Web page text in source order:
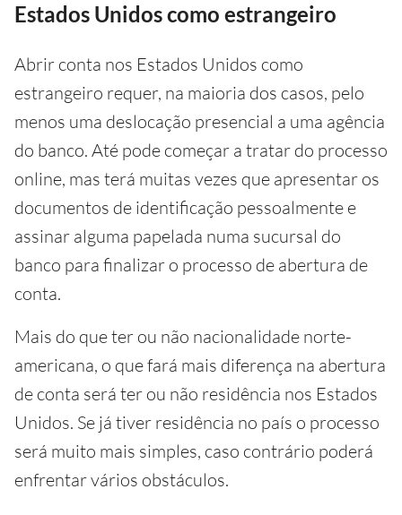
Estados Unidos como estrangeiro
Abrir conta nos Estados Unidos como
estrangeiro requer, na maioria dos casos, pelo
menos uma deslocação presencial a uma agência
do banco. Até pode começar a tratar do processo
online, mas terá muitas vezes que apresentar os
documentos de identificação pessoalmente e
assinar alguma papelada numa sucursal do
banco para finalizar o processo de abertura de
conta.
Mais do que ter ou não nacionalidade norte-
americana, o que fará mais diferença na abertura
de conta será ter ou não residência nos Estados
Unidos. Se já tiver residência no país o processo
será muito mais simples, caso contrário poderá
enfrentar vários obstáculos.